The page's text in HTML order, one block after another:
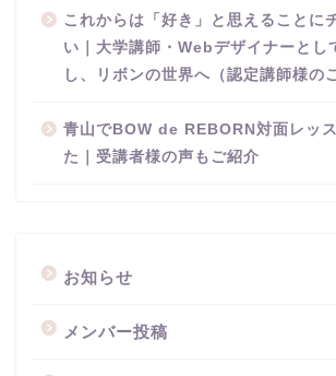
これからは「好き」と思えることに
い｜大学講師・Webデザイナーとし
し、リボンの世界へ（認定講師様の
青山でBOW de REBORN対面レッ
た｜受講者様の声もご紹介
お知らせ
メンバー投稿